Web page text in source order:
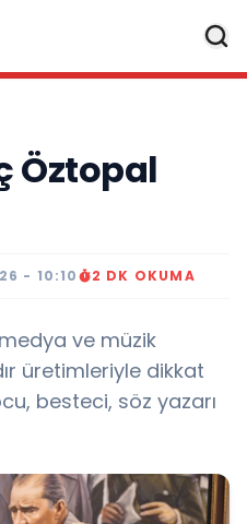
Öztopal
- 10:10 2 DK OKUMA
ve müzik
üretimleriyle dikkat
besteci, söz yazarı